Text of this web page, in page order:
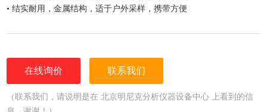
• 结实耐用，金属结构，适于户外采样，携带方便
在线询价 联系我们
（联系我们，请说明是在 北京明尼克分析仪器设备中心 上看到的信